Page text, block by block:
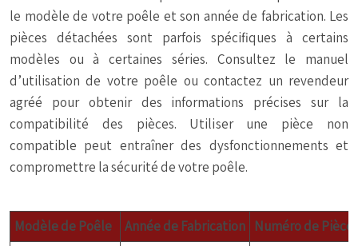
le modèle de votre poêle et son année de fabrication. Les
pièces détachées sont parfois spécifiques à certains
modèles ou à certaines séries. Consultez le manuel
d’utilisation de votre poêle ou contactez un revendeur
agréé pour obtenir des informations précises sur la
compatibilité des pièces. Utiliser une pièce non
compatible peut entraîner des dysfonctionnements et
compromettre la sécurité de votre poêle.
Modèle de Poêle Année de Fabrication Numéro de